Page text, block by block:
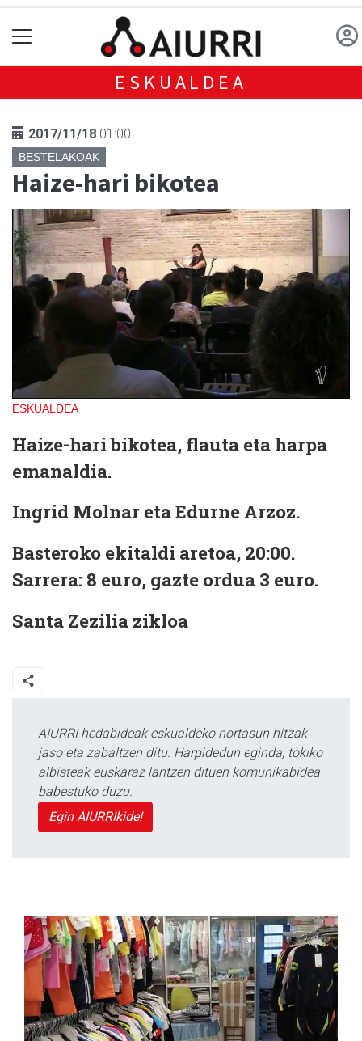
ESKUALDEA
2017/11/18 01:00
BESTELAKOAK
Haize-hari bikotea
ESKUALDEA
Haize-hari bikotea, flauta eta harpa
emanaldia.
Ingrid Molnar eta Edurne Arzoz.
Basteroko ekitaldi aretoa, 20:00.
Sarrera: 8 euro, gazte ordua 3 euro.
Santa Zezilia zikloa
AIURRI hedabideak eskualdeko nortasun hitzak
jaso eta zabaltzen ditu. Harpidedun eginda, tokiko
albisteak euskaraz lantzen dituen komunikabidea
babestuko duzu.
Egin AIURRIkide!